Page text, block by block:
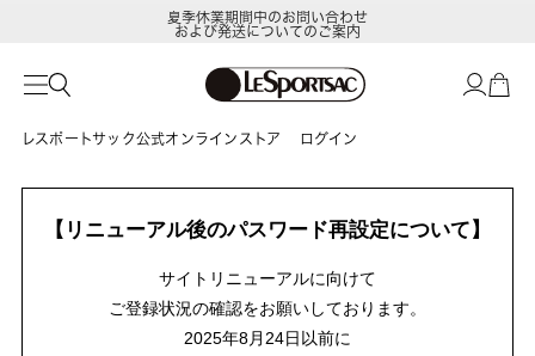
夏季休業期間中のお問い合わせ
および発送についてのご案内
レスポートサック公式オンラインストア ログイン
【リニューアル後のパスワード再設定について】
サイトリニューアルに向けて
ご登録状況の確認をお願いしております。
2025年8月24日以前に